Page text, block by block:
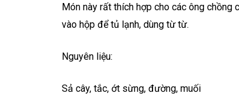
Món này rất thích hợp cho các ông chồng
vào hộp để tủ lạnh, dùng từ từ.
Nguyên liệu:
Sả cây, tắc, ớt sừng, đường, muối